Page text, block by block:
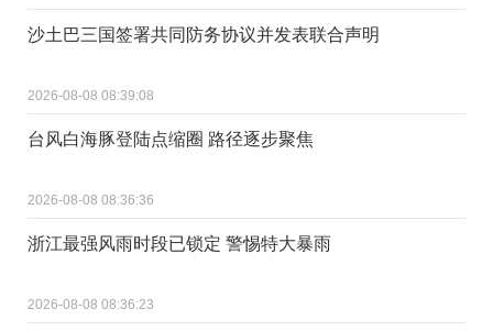
沙土巴三国签署共同防务协议并发表联合声明
2026-08-08 08:39:08
台风白海豚登陆点缩圈 路径逐步聚焦
2026-08-08 08:36:36
浙江最强风雨时段已锁定 警惕特大暴雨
2026-08-08 08:36:23